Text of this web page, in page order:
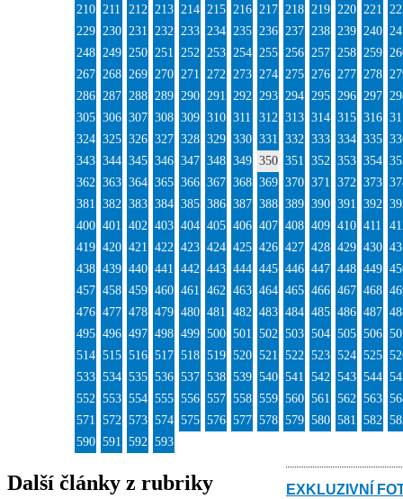
210 211 212 213 214 215 216 217 218 219 220 221
229 230 231 232 233 234 235 236 237 238 239 240
248 249 250 251 252 253 254 255 256 257 258 259
267 268 269 270 271 272 273 274 275 276 277 278
286 287 288 289 290 291 292 293 294 295 296 297
305 306 307 308 309 310 311 312 313 314 315 316
324 325 326 327 328 329 330 331 332 333 334 335
343 344 345 346 347 348 349 350 351 352 353 354
362 363 364 365 366 367 368 369 370 371 372 373
381 382 383 384 385 386 387 388 389 390 391 392
400 401 402 403 404 405 406 407 408 409 410 411
419 420 421 422 423 424 425 426 427 428 429 430
438 439 440 441 442 443 444 445 446 447 448 449
457 458 459 460 461 462 463 464 465 466 467 468
476 477 478 479 480 481 482 483 484 485 486 487
495 496 497 498 499 500 501 502 503 504 505 506
514 515 516 517 518 519 520 521 522 523 524 525
533 534 535 536 537 538 539 540 541 542 543 544
552 553 554 555 556 557 558 559 560 561 562 563
571 572 573 574 575 576 577 578 579 580 581 582
590 591 592 593
Další články z rubriky EXKLUZIVNÍ